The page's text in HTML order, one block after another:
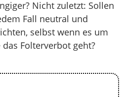
Nicht zuletzt: Sollen
Fall neutral und
selbst wenn es um
Folterverbot geht?